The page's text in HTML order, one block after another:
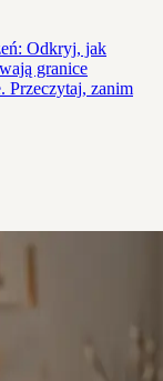
Odkryj, jak
granice
Przeczytaj, zanim